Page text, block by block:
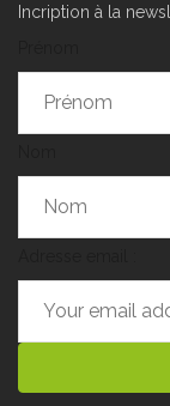
Incription à la